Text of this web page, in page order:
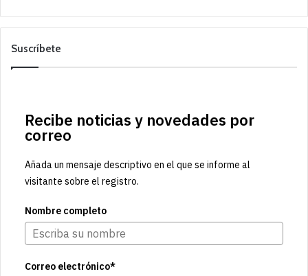
Suscríbete
Recibe noticias y novedades por
correo
Añada un mensaje descriptivo en el que se informe al
visitante sobre el registro.
Nombre completo
Correo electrónico*